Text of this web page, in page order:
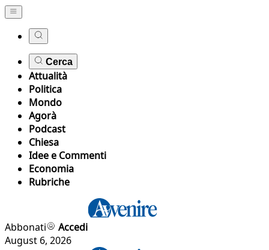
Cerca
Attualità
Politica
Mondo
Agorà
Podcast
Chiesa
Idee e Commenti
Economia
Rubriche
Abbonati
Accedi
August 6, 2026